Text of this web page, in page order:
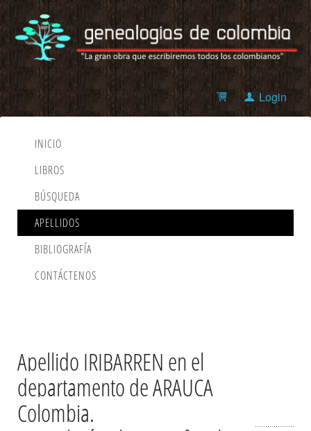
Login
INICIO
LIBROS
BÚSQUEDA
APELLIDOS
BIBLIOGRAFÍA
CONTÁCTENOS
Apellido IRIBARREN en el
departamento de ARAUCA
Colombia.